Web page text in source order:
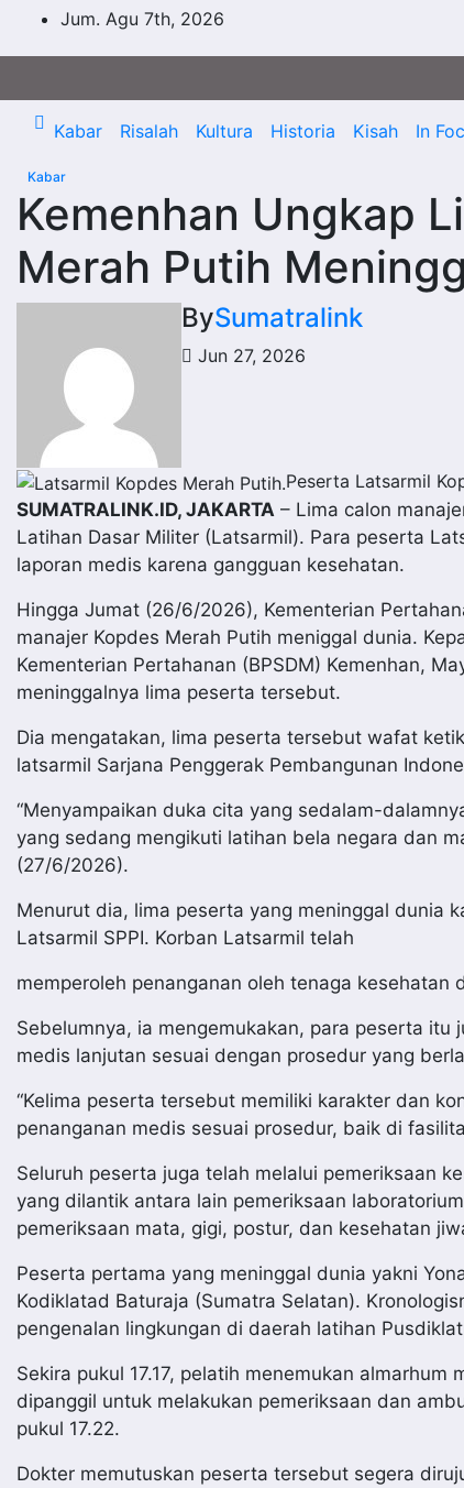
Jum. Agu 7th, 2026
Kabar Risalah Kultura Historia Kisah In
Kabar
Kemenhan Ungkap
Merah Putih
BySumatralink
Jun 27, 2026
Peserta Latsarmil
SUMATRALINK.ID, JAKARTA – Lima calon
Latihan Dasar Militer (Latsarmil). Para peserta
laporan medis karena gangguan kesehatan.
Hingga Jumat (26/6/2026), Kementerian
manajer Kopdes Merah Putih meniggal dunia.
Kementerian Pertahanan (BPSDM) Kemenhan,
meninggalnya lima peserta tersebut.
Dia mengatakan, lima peserta tersebut wafat
latsarmil Sarjana Penggerak Pembangunan
“Menyampaikan duka cita yang sedalam-
yang sedang mengikuti latihan bela negara dan
(27/6/2026).
Menurut dia, lima peserta yang meninggal dunia
Latsarmil SPPI. Korban Latsarmil telah
memperoleh penanganan oleh tenaga kesehatan
Sebelumnya, ia mengemukakan, para peserta
medis lanjutan sesuai dengan prosedur yang
“Kelima peserta tersebut memiliki karakter dan
penanganan medis sesuai prosedur, baik di
Seluruh peserta juga telah melalui pemeriksaan
yang dilantik antara lain pemeriksaan
pemeriksaan mata, gigi, postur, dan kesehatan
Peserta pertama yang meninggal dunia yakni
Kodiklatad Baturaja (Sumatra Selatan).
pengenalan lingkungan di daerah latihan
Sekira pukul 17.17, pelatih menemukan
dipanggil untuk melakukan pemeriksaan dan
pukul 17.22.
Dokter memutuskan peserta tersebut segera